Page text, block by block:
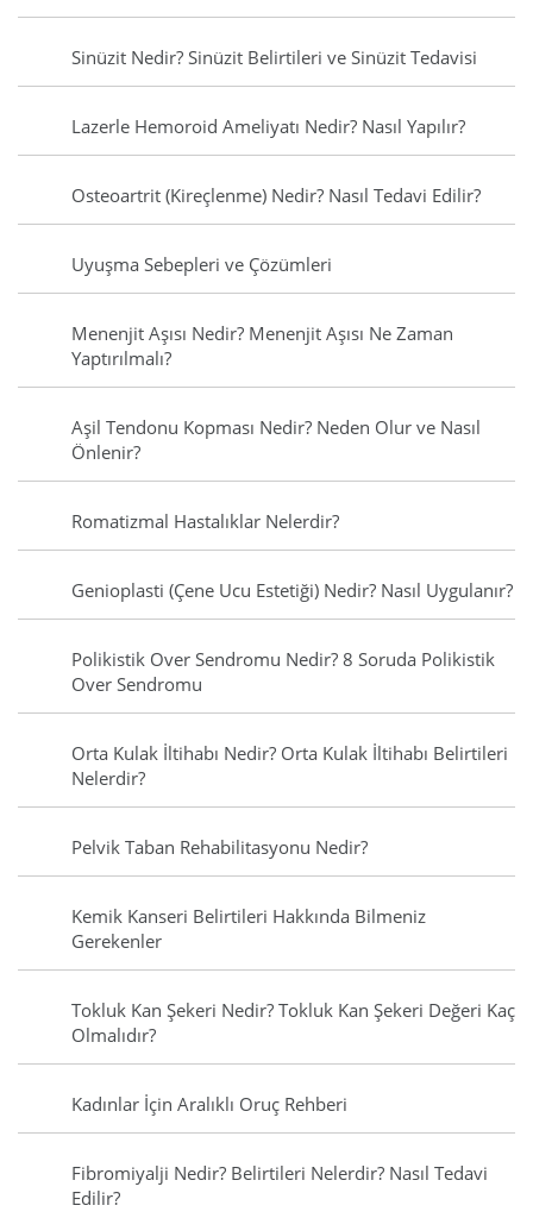
Sinüzit Nedir? Sinüzit Belirtileri ve Sinüzit Tedavisi
Lazerle Hemoroid Ameliyatı Nedir? Nasıl Yapılır?
Osteoartrit (Kireçlenme) Nedir? Nasıl Tedavi Edilir?
Uyuşma Sebepleri ve Çözümleri
Menenjit Aşısı Nedir? Menenjit Aşısı Ne Zaman
Yaptırılmalı?
Aşil Tendonu Kopması Nedir? Neden Olur ve Nasıl
Önlenir?
Romatizmal Hastalıklar Nelerdir?
Genioplasti (Çene Ucu Estetiği) Nedir? Nasıl Uygulanır?
Polikistik Over Sendromu Nedir? 8 Soruda Polikistik
Over Sendromu
Orta Kulak İltihabı Nedir? Orta Kulak İltihabı Belirtileri
Nelerdir?
Pelvik Taban Rehabilitasyonu Nedir?
Kemik Kanseri Belirtileri Hakkında Bilmeniz
Gerekenler
Tokluk Kan Şekeri Nedir? Tokluk Kan Şekeri Değeri Kaç
Olmalıdır?
Kadınlar İçin Aralıklı Oruç Rehberi
Fibromiyalji Nedir? Belirtileri Nelerdir? Nasıl Tedavi
Edilir?